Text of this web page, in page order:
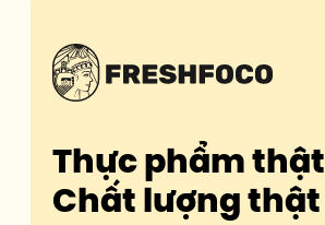
Thực phẩm thật
Chất lượng thật